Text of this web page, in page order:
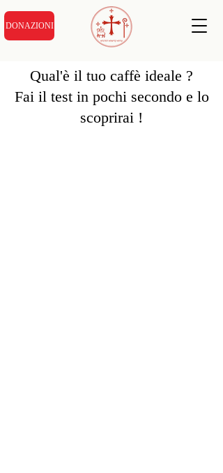
DONAZIONI
Qual'è il tuo caffè ideale ?
Fai il test in pochi secondo e lo
scoprirai !